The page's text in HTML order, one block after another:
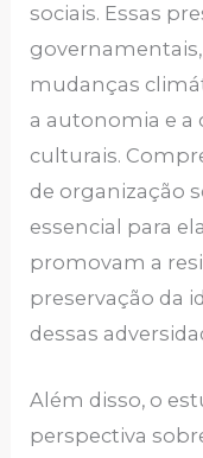
sociais. Essas
mudanças
a autonomia e a
culturais.
de organização
essencial para
promovam a
preservação da
dessas
Além disso, o
perspectiva